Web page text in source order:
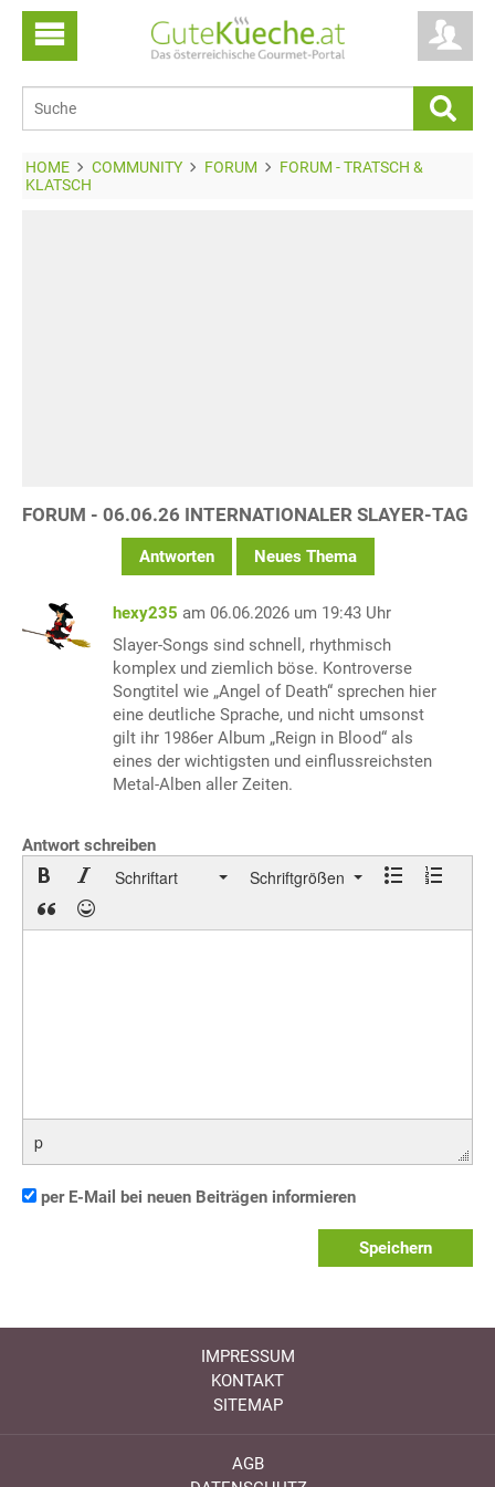
HOME COMMUNITY FORUM
FORUM - TRATSCH &
KLATSCH
FORUM - 06.06.26 INTERNATIONALER SLAYER-TAG
Antworten Neues Thema
hexy235 am 06.06.2026 um 19:43 Uhr
Slayer-Songs sind schnell, rhythmisch
komplex und ziemlich böse. Kontroverse
Songtitel wie „Angel of Death“ sprechen hier
eine deutliche Sprache, und nicht umsonst
gilt ihr 1986er Album „Reign in Blood“ als
eines der wichtigsten und einflussreichsten
Metal-Alben aller Zeiten.
Antwort schreiben
Schriftart Schriftgrößen
p
per E-Mail bei neuen Beiträgen informieren
Speichern
IMPRESSUM
KONTAKT
SITEMAP
AGB